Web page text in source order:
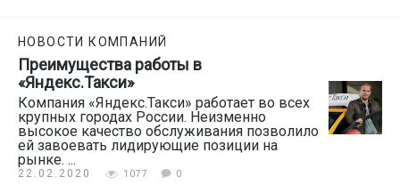
НОВОСТИ КОМПАНИЙ
22.02.2020 1077 0
Преимущества работы в
«Яндекс.Такси»
Компания «Яндекс.Такси» работает во всех
крупных городах России. Неизменно
высокое качество обслуживания позволило
ей завоевать лидирующие позиции на
рынке. ...